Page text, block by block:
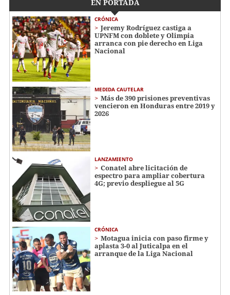
EN PORTADA
CRÓNICA
Jeremy Rodríguez castiga a
UPNFM con doblete y Olimpia
arranca con pie derecho en Liga
Nacional
MEDIDA CAUTELAR
Más de 390 prisiones preventivas
vencieron en Honduras entre 2019 y
2026
LANZAMIENTO
Conatel abre licitación de
espectro para ampliar cobertura
4G; previo despliegue al 5G
CRÓNICA
Motagua inicia con paso firme y
aplasta 3-0 al Juticalpa en el
arranque de la Liga Nacional